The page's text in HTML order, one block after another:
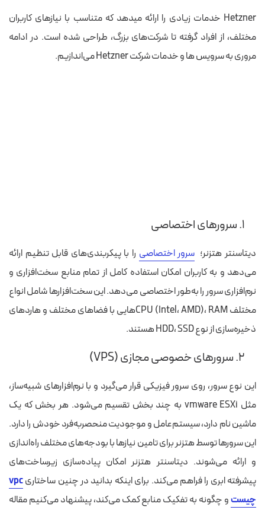
Hetzner خدمات زیادی را ارائه می‎دهد که متناسب با نیازهای کاربران
مختلف، از افراد گرفته تا شرکت‌های بزرگ، طراحی شده است. در ادامه
مروری به سرویس ها و خدمات شرکت Hetzner می‌اندازیم.
۱. سرورهای اختصاصی
دیتاسنتر هتزنر؛ سرور اختصاصی را با پیکربندی‌های قابل تنظیم ارائه
می‌دهد و به کاربران امکان استفاده کامل از تمام منابع سخت‌افزاری و
نرم‌افزاری سرور را به‌طور اختصاصی می‌دهد. این سخت‌افزارها شامل انواع
مختلف CPU (Intel، AMD)، RAMهایی با فضاهای مختلف و هاردهای
ذخیره‌سازی از نوع HDD، SSD هستند.
۲. سرورهای خصوصی مجازی (VPS)
این نوع سرور، روی سرور فیزیکی قرار می‌گیرد و با نرم‌افزارهای شبیه‌ساز،
مثل vmware ESXi به چند بخش تقسیم می‌شود. هر بخش که یک
ماشین نام دارد، سیستم‌عامل و موجودیت منحصربه‌فرد خودش را دارد.
این سرورها توسط هتزنر برای تامین نیازها با بودجه‌های مختلف راه‌اندازی
و ارائه می‌شوند. دیتاسنتر هتزنر امکان پیاده‌سازی زیرساخت‌های
پیشرفته ابری را فراهم می‌کند. برای اینکه بدانید در چنین ساختاریvpc
چیستو چگونه به تفکیک منابع کمک می‌کند، پیشنهاد می‌کنیم مقاله